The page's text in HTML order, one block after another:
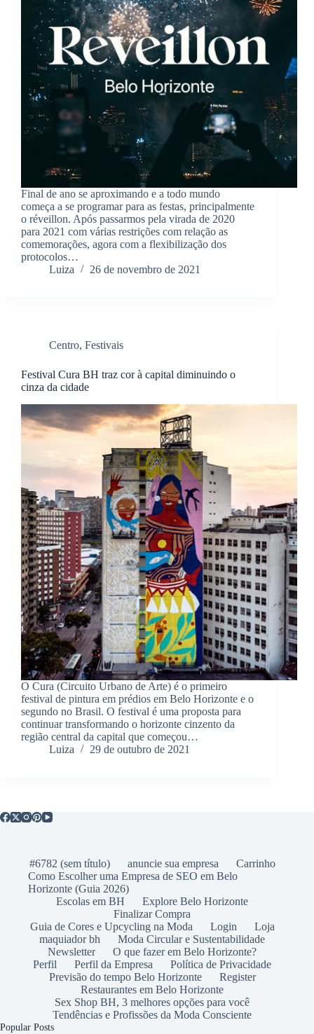
Final de ano se aproximando e a todo mundo
começa a se programar para as festas, principalmente
o réveillon. Após passarmos pela virada de 2020
para 2021 com várias restrições com relação as
comemorações, agora com a flexibilização dos
protocolos…
Luiza
26 de novembro de 2021
Centro, Festivais
Festival Cura BH traz cor à capital diminuindo o
cinza da cidade
O Cura (Circuito Urbano de Arte) é o primeiro
festival de pintura em prédios em Belo Horizonte e o
segundo no Brasil. O festival é uma proposta para
continuar transformando o horizonte cinzento da
região central da capital que começou…
Luiza
29 de outubro de 2021
#6782 (sem título) anuncie sua empresa
Carrinho
Como Escolher uma Empresa de SEO em Belo
Horizonte (Guia 2026)
Escolas em BH
Explore Belo Horizonte
Finalizar Compra
Guia de Cores e Upcycling na Moda
Login
Loja
maquiador bh
Moda Circular e Sustentabilidade
Newsletter
O que fazer em Belo Horizonte?
Perfil
Perfil da Empresa
Política de Privacidade
Previsão do tempo Belo Horizonte
Register
Restaurantes em Belo Horizonte
Sex Shop BH, 3 melhores opções para você
Tendências e Profissões da Moda Consciente
Popular Posts